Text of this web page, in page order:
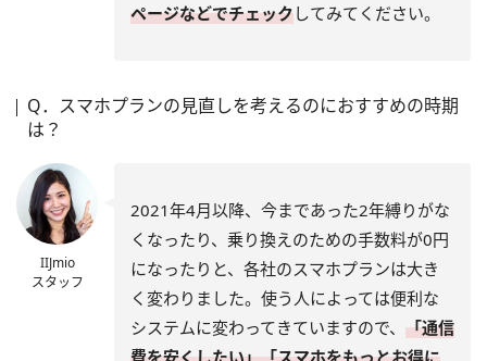
ページなどでチェックしてみてください。
Q．スマホプランの見直しを考えるのにおすすめの時期
は？
IIJmio
スタッフ
2021年4月以降、今まであった2年縛りがな
くなったり、乗り換えのための手数料が0円
になったりと、各社のスマホプランは大き
く変わりました。使う人によっては便利な
システムに変わってきていますので、 「通信
費を安くしたい」「スマホをもっとお得に